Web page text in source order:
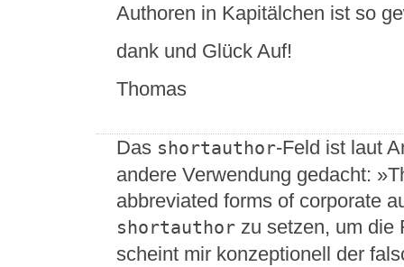
Authoren in Kapitälchen ist so
dank und Glück Auf!
Thomas
Das shortauthor-Feld ist laut
andere Verwendung gedacht:
abbreviated forms of corporate
shortauthor zu setzen, um die
scheint mir konzeptionell der